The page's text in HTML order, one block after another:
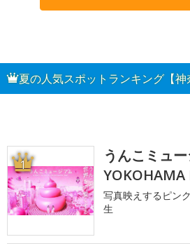
夏の人気スポットランキング【神
1
うんこミュ
YOKOHAMA
写真映えするピン
生